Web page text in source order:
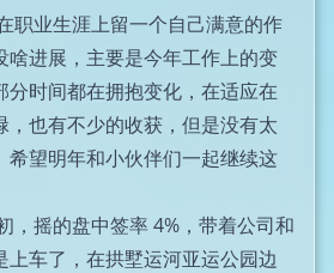
职业生涯上留一个自己满意的作
啥进展，主要是今年工作上的变
分时间都在拥抱变化，在适应在
，也有不少的收获，但是没有太
希望明年和小伙伴们一起继续这
，摇的盘中签率 4%，带着公司和
上车了，在拱墅运河亚运公园边